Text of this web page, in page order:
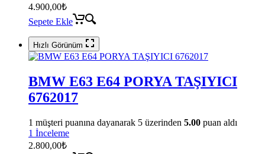
4.900,00₺
Sepete Ekle
Hızlı Görünüm
BMW E63 E64 PORYA TAŞIYICI
6762017
1 müşteri puanına dayanarak 5 üzerinden 5.00 puan aldı
1 İnceleme
2.800,00₺